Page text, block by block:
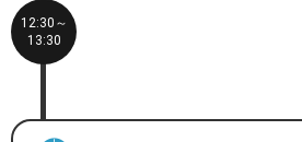
12:30～
13:30